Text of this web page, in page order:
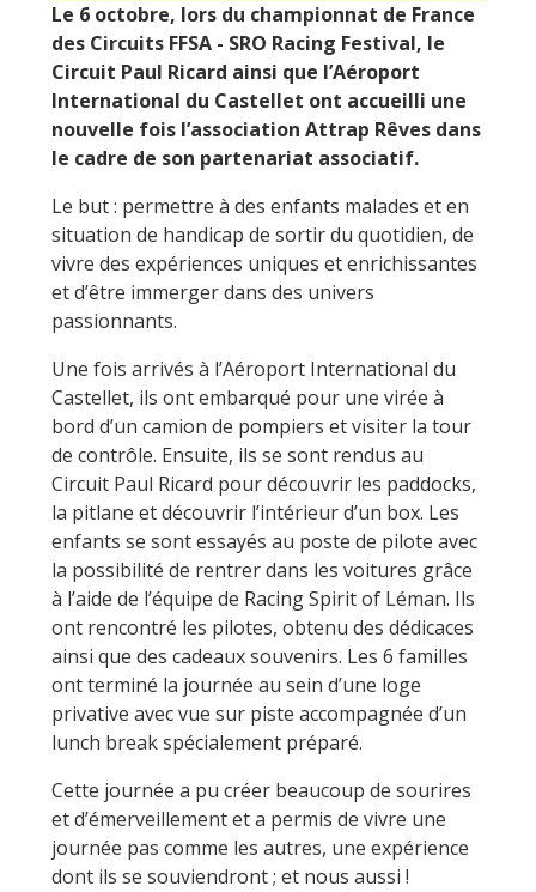
Le 6 octobre, lors du championnat de France
des Circuits FFSA - SRO Racing Festival, le
Circuit Paul Ricard ainsi que l’Aéroport
International du Castellet ont accueilli une
nouvelle fois l’association Attrap Rêves dans
le cadre de son partenariat associatif.
Le but : permettre à des enfants malades et en
situation de handicap de sortir du quotidien, de
vivre des expériences uniques et enrichissantes
et d’être immerger dans des univers
passionnants.
Une fois arrivés à l’Aéroport International du
Castellet, ils ont embarqué pour une virée à
bord d’un camion de pompiers et visiter la tour
de contrôle. Ensuite, ils se sont rendus au
Circuit Paul Ricard pour découvrir les paddocks,
la pitlane et découvrir l’intérieur d’un box. Les
enfants se sont essayés au poste de pilote avec
la possibilité de rentrer dans les voitures grâce
à l’aide de l’équipe de Racing Spirit of Léman. Ils
ont rencontré les pilotes, obtenu des dédicaces
ainsi que des cadeaux souvenirs. Les 6 familles
ont terminé la journée au sein d’une loge
privative avec vue sur piste accompagnée d’un
lunch break spécialement préparé.
Cette journée a pu créer beaucoup de sourires
et d’émerveillement et a permis de vivre une
journée pas comme les autres, une expérience
dont ils se souviendront ; et nous aussi !